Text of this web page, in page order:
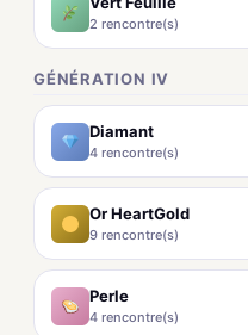
2 rencontre(s)
GÉNÉRATION IV
Diamant
4 rencontre(s)
Or HeartGold
9 rencontre(s)
Perle
4 rencontre(s)